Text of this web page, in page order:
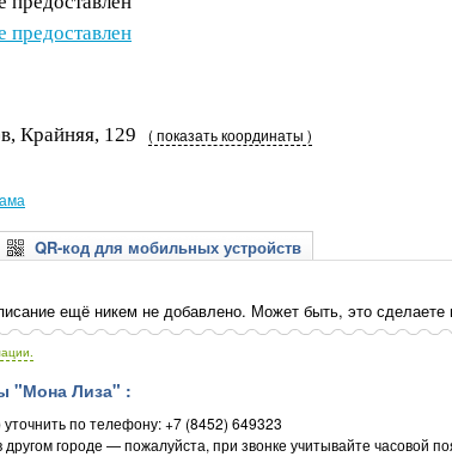
предоставлен
Крайняя, 129 ( показать координаты )
QR-код для мобильных устройств
ещё никем не добавлено. Может быть, это сделаете
"Мона Лиза" :
по телефону: +7 (8452) 649323
другом городе — пожалуйста, при звонке учитывайте часовой